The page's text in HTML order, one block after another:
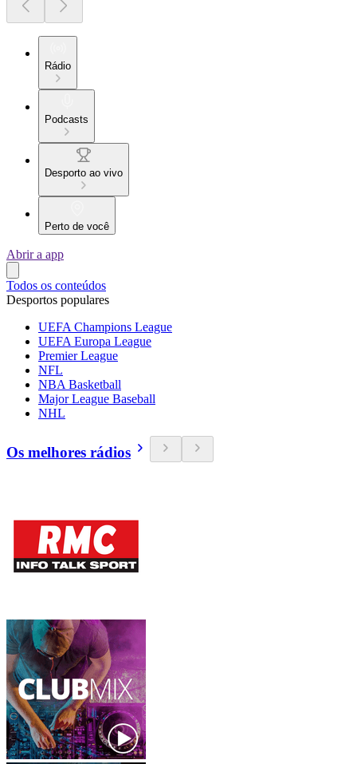
Rádio
Podcasts
Desporto ao vivo
Perto de você
Abrir a app
Todos os conteúdos
Desportos populares
UEFA Champions League
UEFA Europa League
Premier League
NFL
NBA Basketball
Major League Baseball
NHL
Os melhores rádios